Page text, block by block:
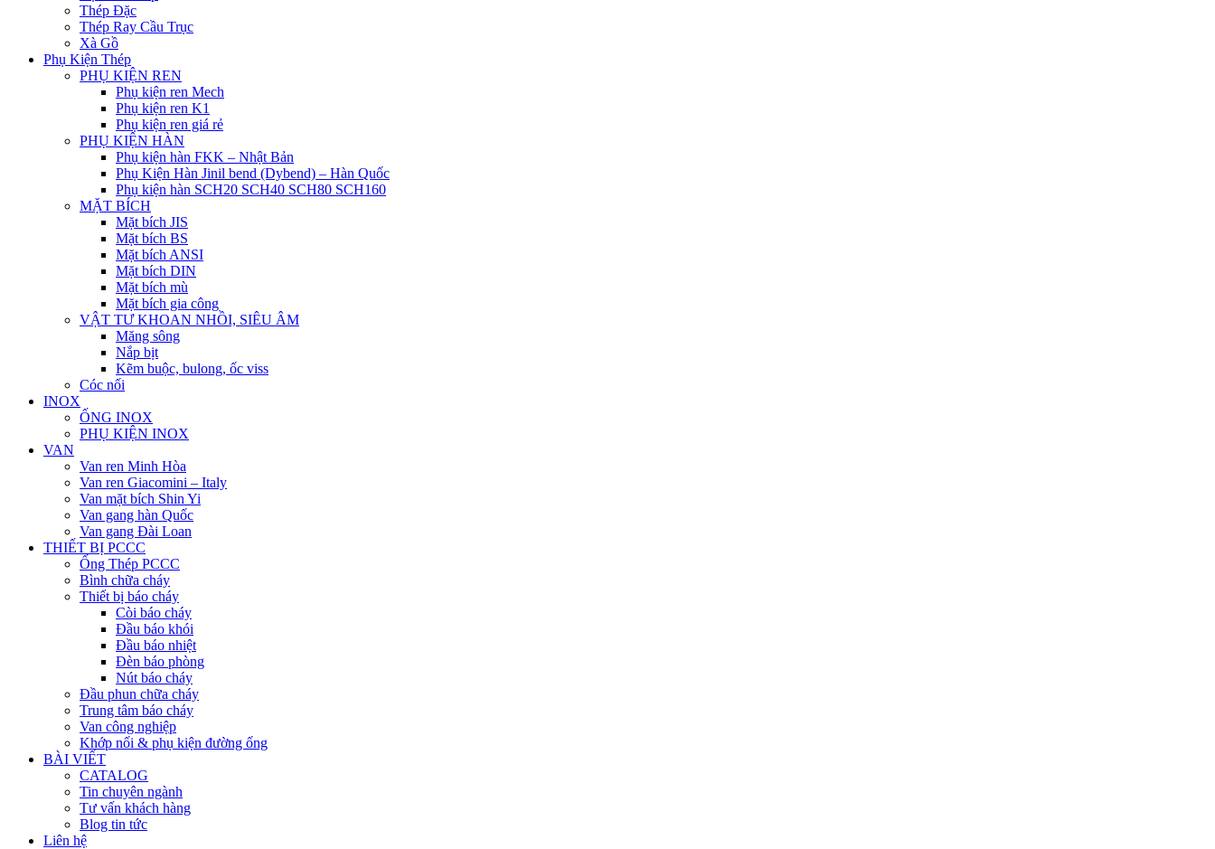
Thép Đặc
Thép Ray Cầu Trục
Xà Gồ
Phụ Kiện Thép
PHỤ KIỆN REN
Phụ kiện ren Mech
Phụ kiện ren K1
Phụ kiện ren giá rẻ
PHỤ KIỆN HÀN
Phụ kiện hàn FKK – Nhật Bản
Phụ Kiện Hàn Jinil bend (Dybend) – Hàn Quốc
Phụ kiện hàn SCH20 SCH40 SCH80 SCH160
MẶT BÍCH
Mặt bích JIS
Mặt bích BS
Mặt bích ANSI
Mặt bích DIN
Mặt bích mù
Mặt bích gia công
VẬT TƯ KHOAN NHỒI, SIÊU ÂM
Măng sông
Nắp bịt
Kẽm buộc, bulong, ốc viss
Cóc nối
INOX
ỐNG INOX
PHỤ KIỆN INOX
VAN
Van ren Minh Hòa
Van ren Giacomini – Italy
Van mặt bích Shin Yi
Van gang hàn Quốc
Van gang Đài Loan
THIẾT BỊ PCCC
Ống Thép PCCC
Bình chữa cháy
Thiết bị báo cháy
Còi báo cháy
Đầu báo khói
Đầu báo nhiệt
Đèn báo phòng
Nút báo cháy
Đầu phun chữa cháy
Trung tâm báo cháy
Van công nghiệp
Khớp nối & phụ kiện đường ống
BÀI VIẾT
CATALOG
Tin chuyên ngành
Tư vấn khách hàng
Blog tin tức
Liên hệ